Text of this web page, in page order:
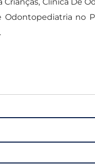
Odontopediatria no